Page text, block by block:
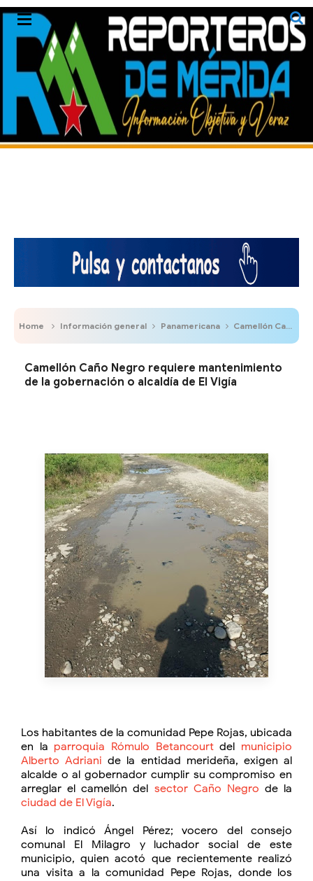
Home Información general Panamericana Camellón Caño Negro requiere mantenimiento de la gobernación o alcaldía de El Vigía
Camellón Caño Negro requiere mantenimiento
de la gobernación o alcaldía de El Vigía
Los habitantes de la comunidad Pepe Rojas, ubicada
en la parroquia Rómulo Betancourtdel municipio
Alberto Adriani de la entidad merideña, exigen al
alcalde o al gobernador cumplir su compromiso en
arreglar el camellón del sector Caño Negro de la
ciudad de El Vigía.
Así lo indicó Ángel Pérez; vocero del consejo
comunal El Milagro y luchador social de este
municipio, quien acotó que recientemente realizó
una visita a la comunidad Pepe Rojas, donde los